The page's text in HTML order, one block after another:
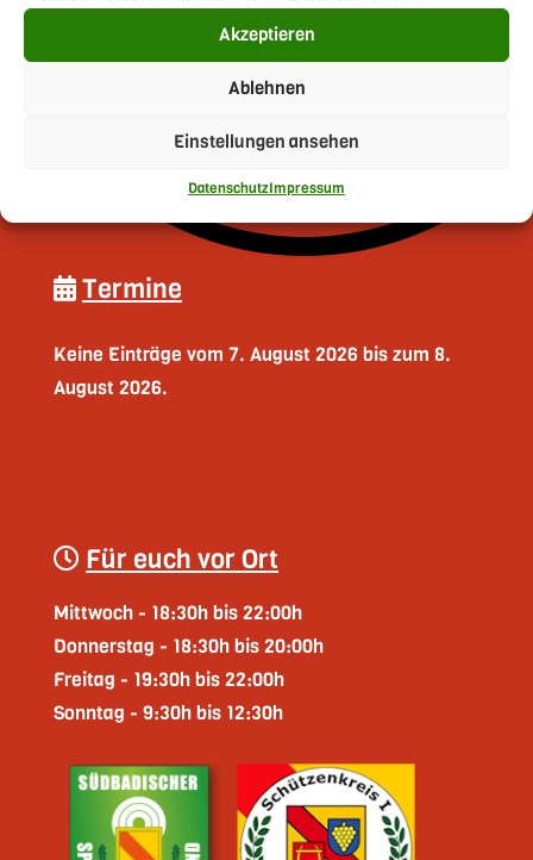
Akzeptieren
Ablehnen
Einstellungen ansehen
DatenschutzImpressum
Tel: +49 (0) 7229 699 0890
E-Mail: info@schuetzenverein-iffezheim.de
Vereinsnummer 1154
Termine
Keine Einträge vom 7. August 2026 bis zum 8.
August 2026.
Für euch vor Ort
Mittwoch - 18:30h bis 22:00h
Donnerstag - 18:30h bis 20:00h
Freitag - 19:30h bis 22:00h
Sonntag - 9:30h bis 12:30h